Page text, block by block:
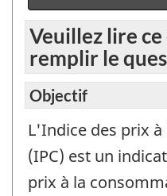
Veuillez lire
remplir le
Objectif
L'Indice des prix
(IPC) est un
prix à la